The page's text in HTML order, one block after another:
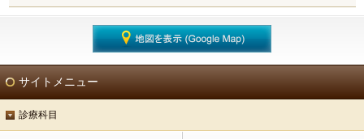
サイトメニュー
診療科目